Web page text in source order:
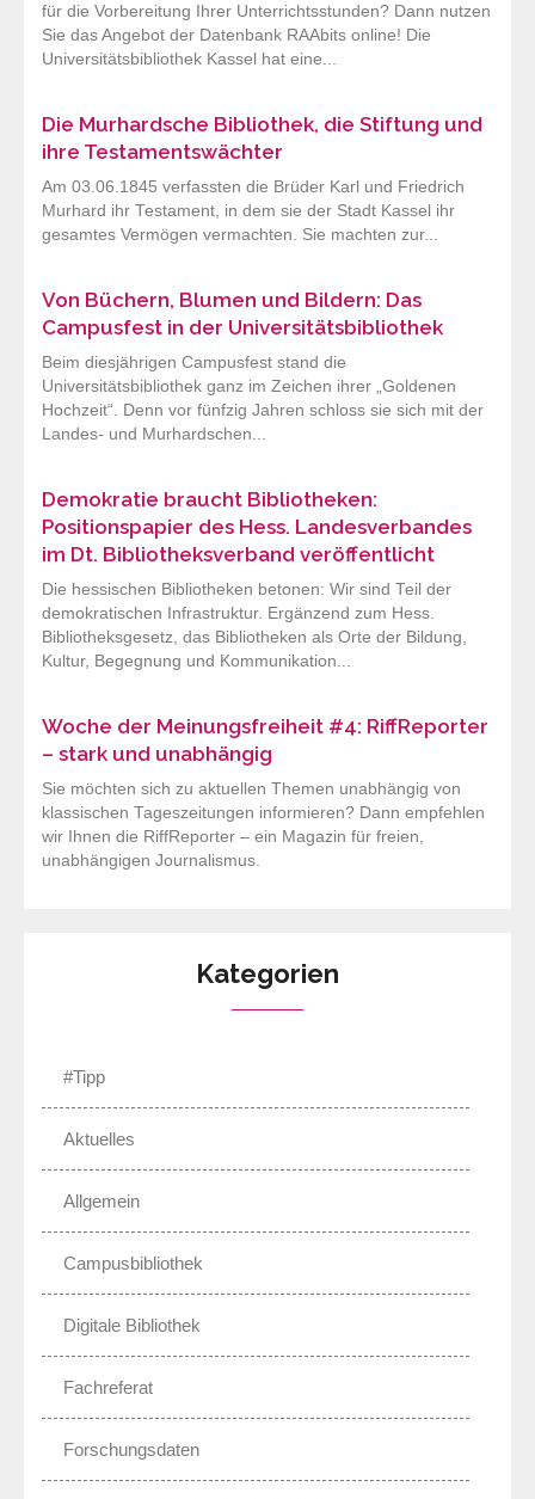
für die Vorbereitung Ihrer Unterrichtsstunden? Dann nutzen
Sie das Angebot der Datenbank RAAbits online! Die
Universitätsbibliothek Kassel hat eine...
Die Murhardsche Bibliothek, die Stiftung und
ihre Testamentswächter
Am 03.06.1845 verfassten die Brüder Karl und Friedrich
Murhard ihr Testament, in dem sie der Stadt Kassel ihr
gesamtes Vermögen vermachten. Sie machten zur...
Von Büchern, Blumen und Bildern: Das
Campusfest in der Universitätsbibliothek
Beim diesjährigen Campusfest stand die
Universitätsbibliothek ganz im Zeichen ihrer „Goldenen
Hochzeit“. Denn vor fünfzig Jahren schloss sie sich mit der
Landes- und Murhardschen...
Demokratie braucht Bibliotheken:
Positionspapier des Hess. Landesverbandes
im Dt. Bibliotheksverband veröffentlicht
Die hessischen Bibliotheken betonen: Wir sind Teil der
demokratischen Infrastruktur. Ergänzend zum Hess.
Bibliotheksgesetz, das Bibliotheken als Orte der Bildung,
Kultur, Begegnung und Kommunikation...
Woche der Meinungsfreiheit #4: RiffReporter
– stark und unabhängig
Sie möchten sich zu aktuellen Themen unabhängig von
klassischen Tageszeitungen informieren? Dann empfehlen
wir Ihnen die RiffReporter – ein Magazin für freien,
unabhängigen Journalismus.
Kategorien
#Tipp
Aktuelles
Allgemein
Campusbibliothek
Digitale Bibliothek
Fachreferat
Forschungsdaten